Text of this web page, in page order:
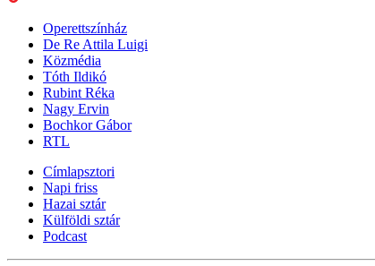
Operettszínház
De Re Attila Luigi
Közmédia
Tóth Ildikó
Rubint Réka
Nagy Ervin
Bochkor Gábor
RTL
Címlapsztori
Napi friss
Hazai sztár
Külföldi sztár
Podcast